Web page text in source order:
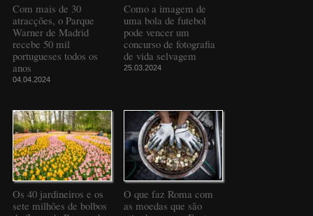
Com mais de 30
atracções, o Parque
Warner de Madrid
recebe 50 mil
portugueses todos os
anos
04.04.2024
Como a imagem de
uma bola de futebol
pode vencer um
concurso de fotografia
de vida selvagem
25.03.2024
Os 40 jardineiros e os
sete milhões de bolbos
O que faz Roma com
as moedas que são